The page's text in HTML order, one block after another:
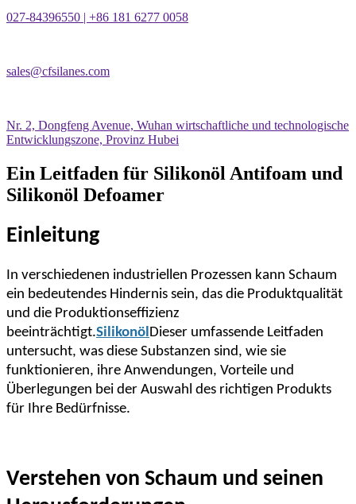
027-84396550 | +86 181 6277 0058
sales@cfsilanes.com
Nr. 2, Dongfeng Avenue, Wuhan wirtschaftliche und technologische
Entwicklungszone, Provinz Hubei
Ein Leitfaden für Silikonöl Antifoam und
Silikonöl Defoamer
Einleitung
In verschiedenen industriellen Prozessen kann Schaum
ein bedeutendes Hindernis sein, das die Produktqualität
und die Produktionseffizienz
beeinträchtigt.Silikonöl Dieser umfassende Leitfaden
untersucht, was diese Substanzen sind, wie sie
funktionieren, ihre Anwendungen, Vorteile und
Überlegungen bei der Auswahl des richtigen Produkts
für Ihre Bedürfnisse.
Verstehen von Schaum und seinen